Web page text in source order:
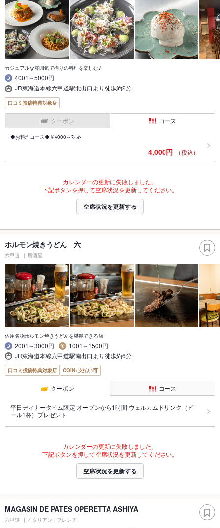
カジュアルな雰囲気で拘りの料理を楽しむ♪
4001～5000円
JR東海道本線六甲道駅北出口より徒歩約2分
口コミ投稿特典対象店
クーポン コース
◆お料理コース◆￥4000～対応
4,000円 （税込）
カレンダーの更新に失敗しました。
下記ボタンを押して空席状況を更新してください。
空席状況を更新する
ホルモン焼きうどん 六
六甲道 居酒屋
佐用名物ホルモン焼きうどんを堪能できる店
2001～3000円
1001～1500円
JR東海道本線六甲道駅南出口より徒歩約6分
口コミ投稿特典対象店 COIN+支払い可
クーポン コース
平日ディナータイム限定 オープンから1時間 ウェルカムドリンク（ビ
ール1杯）プレゼント
カレンダーの更新に失敗しました。
下記ボタンを押して空席状況を更新してください。
空席状況を更新する
MAGASIN DE PATES OPERETTA ASHIYA
六甲道 イタリアン・フレンチ